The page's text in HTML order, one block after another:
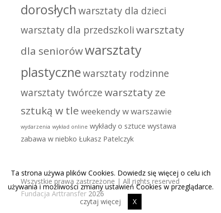
dorosłych warsztaty dla dzieci
warsztaty dla przedszkoli warsztaty
dla seniorówwarsztaty
plastyczne warsztaty rodzinne
warsztaty twórcze warsztaty ze
sztuką w tle weekendy w warszawie
wydarzenia wykład online wykłady o sztuce wystawa
zabawa w niebko Łukasz Patelczyk
Wszystkie prawa zastrzeżone | All rights reserved
Fundacja Arttransfer 2026
Ta strona używa plików Cookies. Dowiedz się więcej o celu ich
używania i możliwości zmiany ustawień Cookies w przeglądarce.
czytaj więcej
X